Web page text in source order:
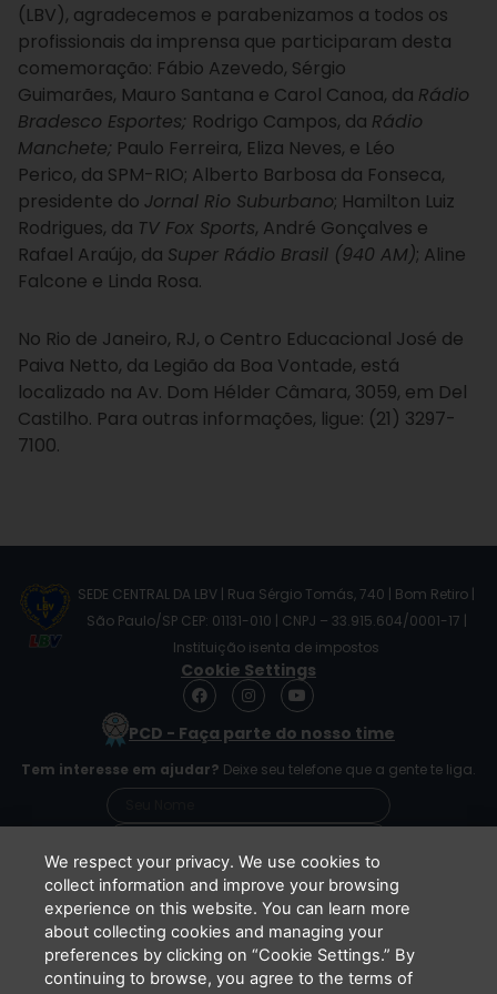
(LBV), agradecemos e parabenizamos a todos os
profissionais da imprensa que participaram desta
comemoração: Fábio Azevedo, Sérgio
Guimarães, Mauro Santana e Carol Canoa, da Rádio
Bradesco Esportes; Rodrigo Campos, da Rádio
Manchete; Paulo Ferreira, Eliza Neves, e Léo
Perico, da SPM-RIO; Alberto Barbosa da Fonseca,
presidente do Jornal Rio Suburbano; Hamilton Luiz
Rodrigues, da TV Fox Sports, André Gonçalves e
Rafael Araújo, da Super Rádio Brasil (940 AM); Aline
Falcone e Linda Rosa.
No Rio de Janeiro, RJ, o Centro Educacional José de
Paiva Netto, da Legião da Boa Vontade, está
localizado na Av. Dom Hélder Câmara, 3059, em Del
Castilho. Para outras informações, ligue: (21) 3297-
7100.
SEDE CENTRAL DA LBV | Rua Sérgio Tomás, 740 | Bom Retiro |
São Paulo/SP CEP: 01131-010 | CNPJ – 33.915.604/0001-17 |
Instituição isenta de impostos
Cookie Settings
F
a
e
o
o
I
n
s
t
g
r
m
Y
o
t
b
e
PCD - Faça parte do nosso time
Tem interesse em ajudar? Deixe seu telefone que a gente te liga.
Li e concordo que minhas informações serão
tratadas de acordo com oAviso de Privacidade
da LBV
ENVIAR
We respect your privacy. We use cookies to
collect information and improve your browsing
experience on this website. You can learn more
about collecting cookies and managing your
preferences by clicking on “Cookie Settings.” By
continuing to browse, you agree to the terms of